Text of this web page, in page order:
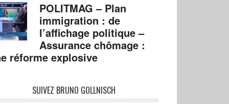
POLITMAG – Plan
immigration : de
l’affichage politique –
Assurance chômage :
réforme explosive
SUIVEZ BRUNO GOLLNISCH